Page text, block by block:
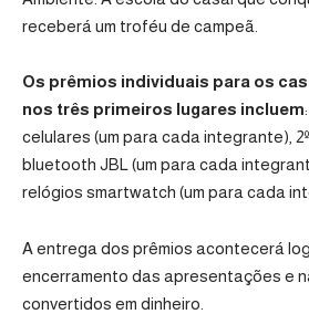
receberá um troféu de campeã.
Os prêmios individuais para os
nos três primeiros lugares incluem
celulares (um para cada integrante),
bluetooth JBL (um para cada
relógios smartwatch (um para cada
A entrega dos prêmios acontecerá
encerramento das apresentações e
convertidos em dinheiro.